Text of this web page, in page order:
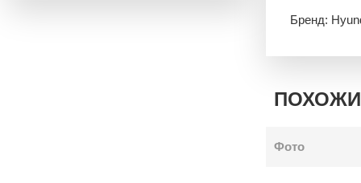
Бренд:
Фото